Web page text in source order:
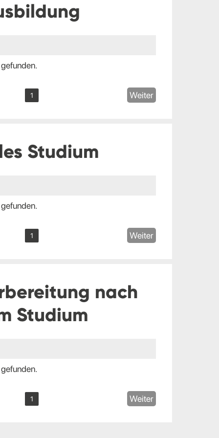
1 Weiter
Studium
1 Weiter
nach
Studium
1 Weiter